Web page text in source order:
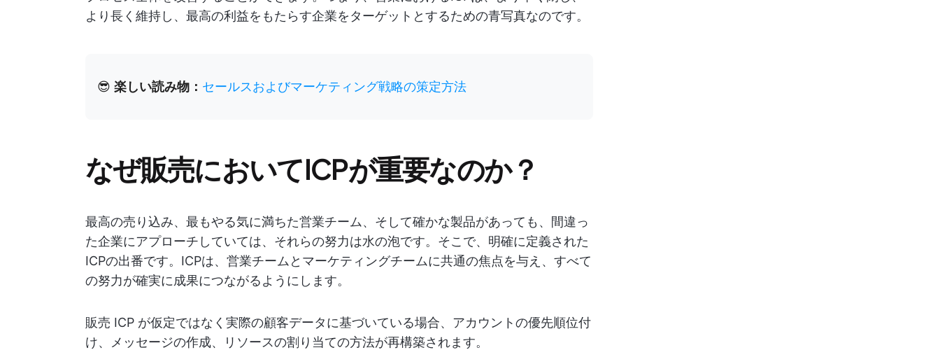
より長く維持し、最高の利益をもたらす企業をターゲットとするための青写真なのです。
😎 楽しい読み物： セールスおよびマーケティング戦略の策定方法
なぜ販売においてICPが重要なのか？
最高の売り込み、最もやる気に満ちた営業チーム、そして確かな製品があっても、間違っ
た企業にアプローチしていては、それらの努力は水の泡です。そこで、明確に定義された
ICPの出番です。ICPは、営業チームとマーケティングチームに共通の焦点を与え、すべて
の努力が確実に成果につながるようにします。
販売 ICP が仮定ではなく実際の顧客データに基づいている場合、アカウントの優先順位付
け、メッセージの作成、リソースの割り当ての方法が再構築されます。